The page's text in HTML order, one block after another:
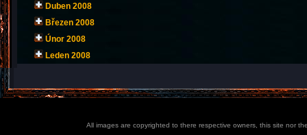
Duben 2008
Březen 2008
Únor 2008
Leden 2008
All images are copyrighted to there respective owners, this site nor